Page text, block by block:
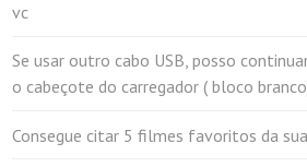
vc
Se usar outro cabo USB, posso
o cabeçote do carregador ( bloco
Consegue citar 5 filmes favoritos da